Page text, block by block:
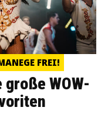
FREI!
WOW-